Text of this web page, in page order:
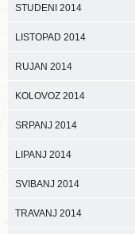
STUDENI 2014
LISTOPAD 2014
RUJAN 2014
KOLOVOZ 2014
SRPANJ 2014
LIPANJ 2014
SVIBANJ 2014
TRAVANJ 2014